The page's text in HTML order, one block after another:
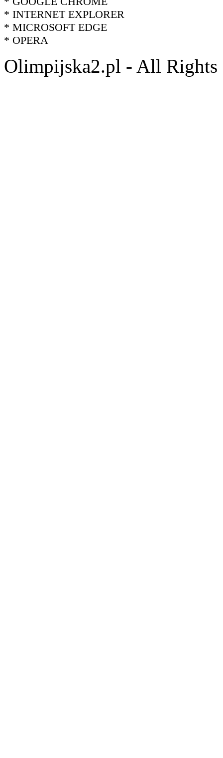
* INTERNET EXPLORER
* MICROSOFT EDGE
* OPERA
Olimpijska2.pl - All Rights